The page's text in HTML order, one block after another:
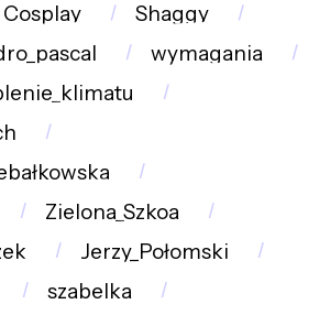
Cosplay
Shaggy
wymagania
Zielona_Szkoa
Jerzy_Połomski
szabelka